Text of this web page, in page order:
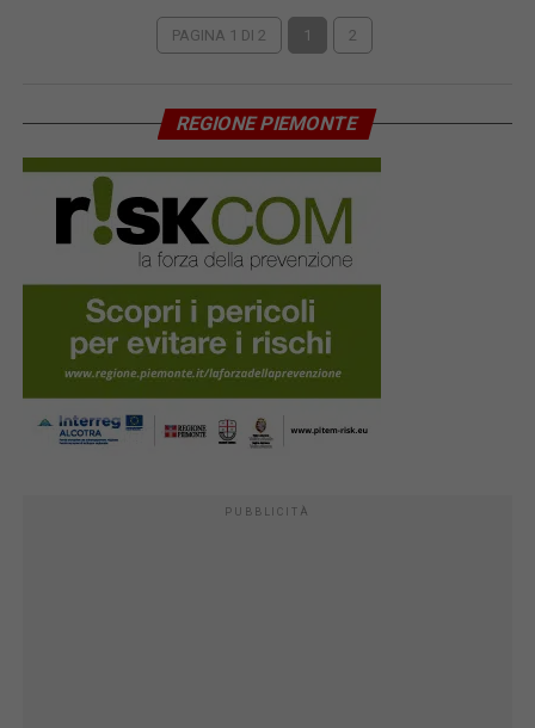
PAGINA 1 DI 2 1 2
REGIONE PIEMONTE
PUBBLICITÀ